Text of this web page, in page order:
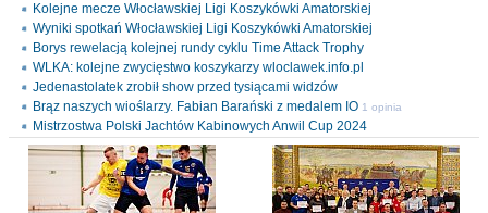
Kolejne mecze Włocławskiej Ligi Koszykówki Amatorskiej
Wyniki spotkań Włocławskiej Ligi Koszykówki Amatorskiej
Borys rewelacją kolejnej rundy cyklu Time Attack Trophy
WLKA: kolejne zwycięstwo koszykarzy wloclawek.info.pl
Jedenastolatek zrobił show przed tysiącami widzów
Brąz naszych wioślarzy. Fabian Barański z medalem IO 1 opinia
Mistrzostwa Polski Jachtów Kabinowych Anwil Cup 2024